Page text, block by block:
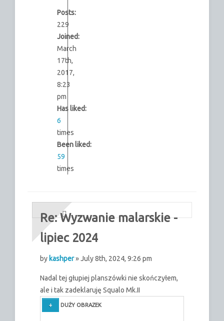
Posts:
229
Joined:
March
17th,
2017,
8:23
pm
Has liked:
6
times
Been liked:
59
times
Re: Wyzwanie malarskie -
lipiec 2024
by kashper» July 8th, 2024, 9:26 pm
Nadal tej głupiej planszówki nie skończyłem,
ale i tak zadeklaruję Squalo Mk.II
DUŻY OBRAZEK